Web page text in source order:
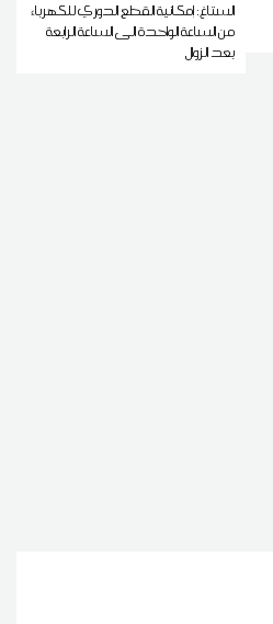
الستاغ: إمكانية القطع الدوري للكهرباء
من الساعة الواحدة الى الساعة الرابعة
بعد الزوال